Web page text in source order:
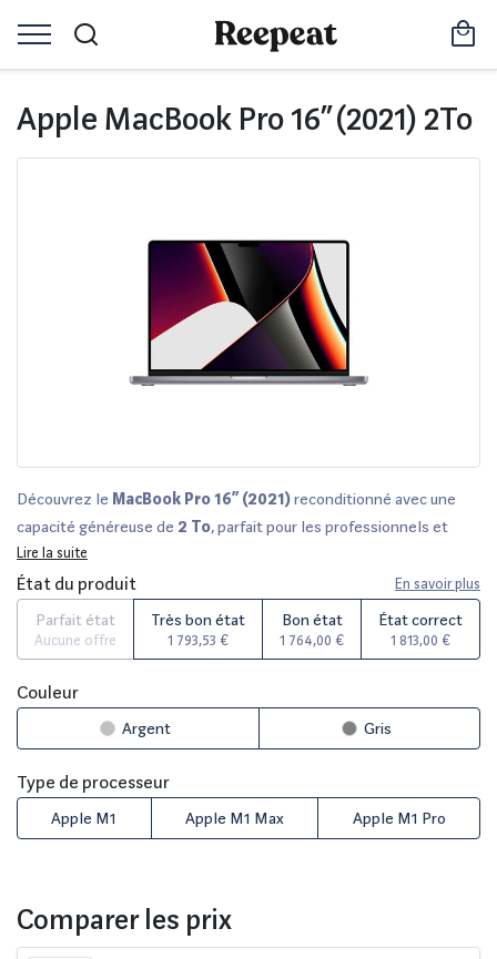
Apple MacBook Pro 16” (2021) 2To
Découvrez le MacBook Pro 16” (2021)reconditionné avec une
capacité généreuse de 2 To, parfait pour les professionnels et
créatifs à la recherche de puissance et de performance. Chaque
unité est minutieusement vérifiée par des experts, et vous pouvez
choisir parmi différents états cosmétiques :
Parfait état, Très
bon état, Bon état
ouÉtat correct . Avec une garantie de12 à
36 moisselon le vendeur et un délai de rétractation de 14 jours, ce
modèle est idéal pour allier qualité et tranquillité d'esprit.
Comparez-le sur des plateformes comme
Fnac, Darty
Marketpour trouver la meilleure offre sur Reepeat.fr.
Lire la suite
État du produit En savoir plus
Parfait état
Aucune offre
Très bon état
1 793,53 €
Bon état
1 764,00 €
État correct
1 813,00 €
Couleur
Argent Gris
Type de processeur
Apple M1 Apple M1 Max Apple M1 Pro
Comparer les prix